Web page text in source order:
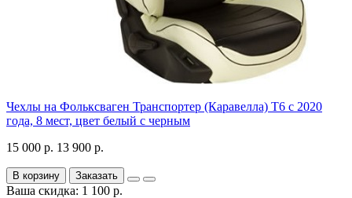
Чехлы на Фольксваген Транспортер (Каравелла) Т6 с 2020
года, 8 мест, цвет белый с черным
15 000 р. 13 900 р.
В корзину Заказать
Ваша скидка: 1 100 р.